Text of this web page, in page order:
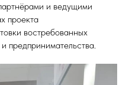
и ведущими
проекта
востребованных
предпринимательства.